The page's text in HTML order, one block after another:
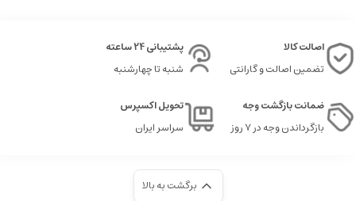
اصالت کالا
تضمین اصالت و گارانتی
پشتیبانی 24 ساعته
شنبه تا چهارشنبه
ضمانت بازگشت وجه
بازگرداندن وجه در ۷ روز
تحویل اکسپرس
سراسر ایران
برگشت به بالا